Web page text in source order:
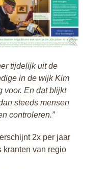
tijdelijk uit de
in de wijk Kim
voor. En dat blijkt
steeds mensen
controleren.”
2x per jaar
kranten van regio